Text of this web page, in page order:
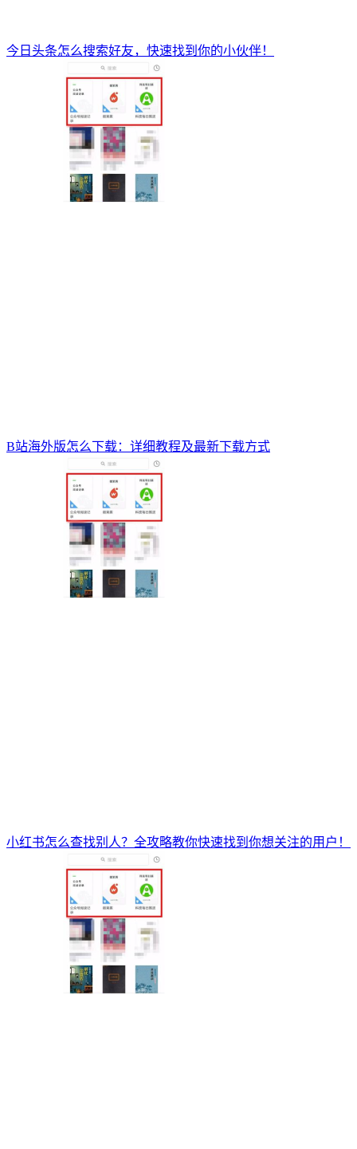
今日头条怎么搜索好友，快速找到你的小伙伴！
B站海外版怎么下载：详细教程及最新下载方式
小红书怎么查找别人？全攻略教你快速找到你想关注的用户！